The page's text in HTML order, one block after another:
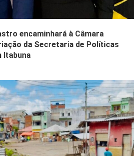
encaminhará à Câmara
da Secretaria de Políticas
Itabuna